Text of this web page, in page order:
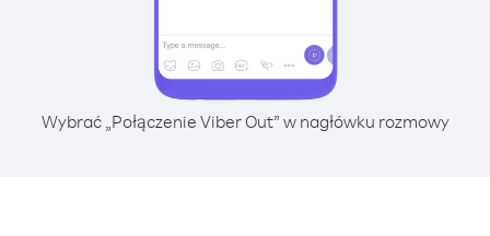
Wybrać „Połączenie Viber Out” w nagłówku rozmowy